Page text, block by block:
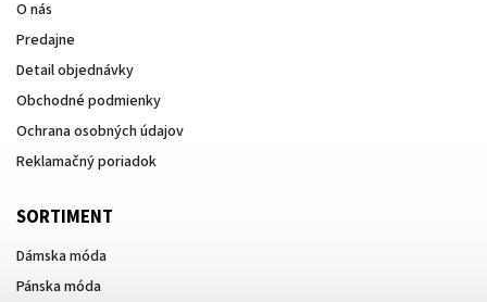
O nás
Predajne
Detail objednávky
Obchodné podmienky
Ochrana osobných údajov
Reklamačný poriadok
SORTIMENT
Dámska móda
Pánska móda